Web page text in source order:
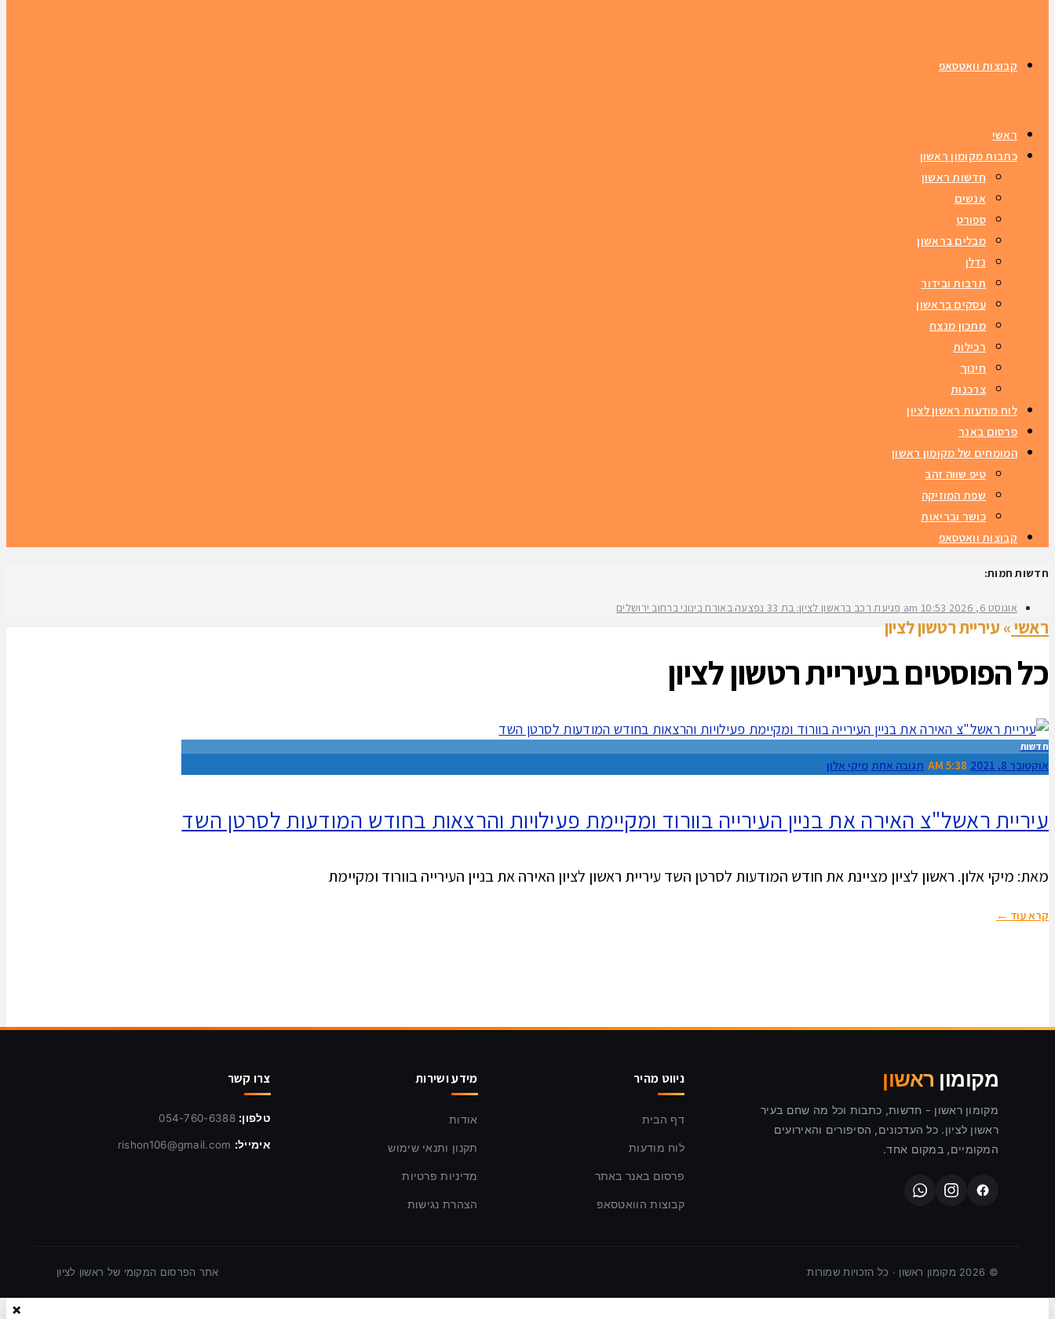
קבוצות וואטסאפ
ראשי
כתבות מקומון ראשון
חדשות ראשון
אנשים
ספורט
מבלים בראשון
נדלן
תרבות ובידור
עסקים בראשון
מתכון מנצח
רכילות
חינוך
צרכנות
לוח מודעות ראשון לציון
פרסום באנר
המומחים של מקומון ראשון
טיפ שווה זהב
שפת המוזיקה
כושר ובריאות
קבוצות וואטסאפ
חדשות חמות:
אוגוסט 6, 2026 10:53 am פגיעת רכב בראשון לציון: בת 33 נפצעה באורח בינוני ברחוב ירושלים
ראשי» עיריית רטשון לציון
כל הפוסטים בעיריית רטשון לציון
חדשות
אוקטובר 8, 2021 5:38 AM תגובה אחת מיקי אלון
עיריית ראשל"צ האירה את בניין העירייה בוורוד ומקיימת פעילויות והרצאות בחודש המודעות לסרטן השד
מאת: מיקי אלון. ראשון לציון מציינת את חודש המודעות לסרטן השד עיריית ראשון לציון האירה את בניין העירייה בוורוד ומקיימת
קרא עוד ←
מקומון ראשון
מקומון ראשון - חדשות, כתבות וכל מה שחם בעיר
ראשון לציון. כל העדכונים, הסיפורים והאירועים
המקומיים, במקום אחד.
ניווט מהיר
דף הבית
לוח מודעות
פרסום באנר באתר
קבוצות הוואטסאפ
מידע ושירות
אודות
תקנון ותנאי שימוש
מדיניות פרטיות
הצהרת נגישות
צרו קשר
טלפון: 054-760-6388
אימייל: rishon106@gmail.com
©
2026 מקומון ראשון · כל הזכויות שמורות אתר הפרסום המקומי של ראשון לציון
×